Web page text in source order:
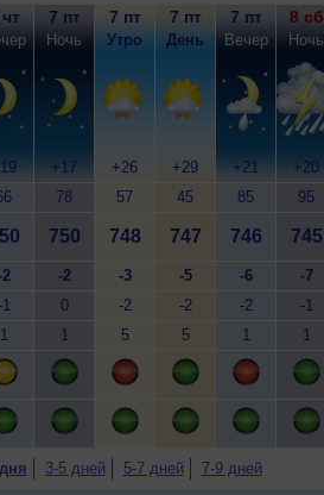
-1
1
7 пт
Ночь
+17
78
750
-2
0
1
7 пт
Утро
+26
57
748
-3
-2
5
7 пт
День
+29
45
747
-5
-2
5
7 пт
Вечер
+21
85
746
-6
-2
1
8 сб
Ночь
+20
95
745
-7
-1
1
3-5 дней 5-7 дней 7-9 дней